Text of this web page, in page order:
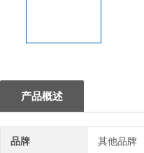
产品概述
品牌 其他品牌